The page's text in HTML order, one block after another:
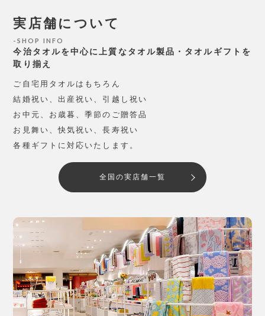
実店舗について
SHOP INFO
今治タオルを中心に上質なタオル製品・タオルギフトを
取り揃え
ご自宅用タオルはもちろん
結婚祝い、出産祝い、引越し祝い
お中元、お歳暮、季節のご贈答品
お見舞い、快気祝い、長寿祝い
各種ギフトに対応いたします。
全国の実店舗一覧